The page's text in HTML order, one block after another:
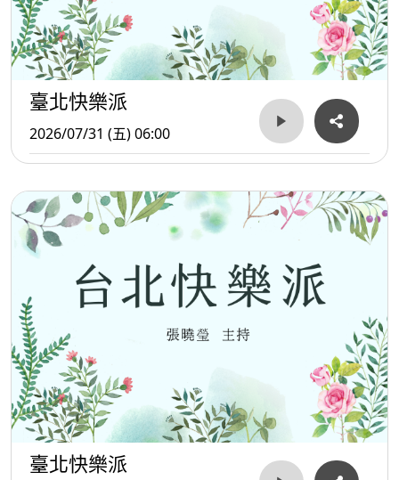
臺北快樂派
2026/07/31 (五) 06:00
臺北快樂派